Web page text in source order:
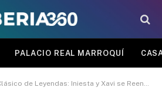
PALACIO REAL MARROQUÍ
de Leyendas: Iniesta y Xavi se Reencuentran sobre el Césped en Tokio